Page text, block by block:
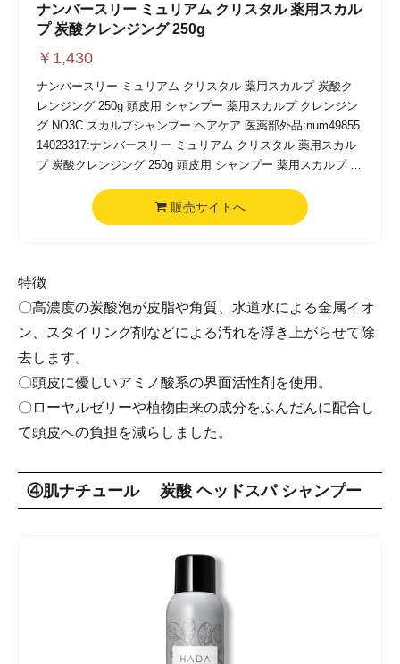
ナンバースリー ミュリアム クリスタル 薬用スカル
プ 炭酸クレンジング 250g
￥ 1,430
ナンバースリー ミュリアム クリスタル 薬用スカルプ 炭酸ク
レンジング 250g 頭皮用 シャンプー 薬用スカルプ クレンジン
グ NO3C スカルプシャンプー ヘアケア 医薬部外品:num49855
14023317:ナンバースリー ミュリアム クリスタル 薬用スカル
プ 炭酸クレンジング 250g 頭皮用 シャンプー 薬用スカルプ ク
販売サイトへ
特徴
〇高濃度の炭酸泡が皮脂や角質、水道水による金属イオ
ン、スタイリング剤などによる汚れを浮き上がらせて除
去します。
〇頭皮に優しいアミノ酸系の界面活性剤を使用。
〇ローヤルゼリーや植物由来の成分をふんだんに配合し
て頭皮への負担を減らしました。
④肌ナチュール 炭酸 ヘッドスパ シャンプー